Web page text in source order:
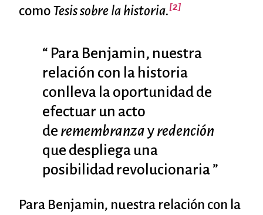
como Tesis sobre la historia.[2]
“ Para Benjamin, nuestra
relación con la historia
conlleva la oportunidad de
efectuar un acto
de remembranzayredención
que despliega una
posibilidad revolucionaria ”
Para Benjamin, nuestra relación con la